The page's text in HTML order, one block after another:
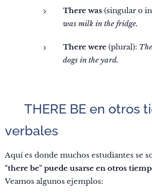
There was (singular o
was milk in the fridge.
There were (plural):
dogs in the yard.
🔸 THERE BE en otros
verbales
Aquí es donde muchos estudiantes se
"there be" puede usarse en otros
Veamos algunos ejemplos: